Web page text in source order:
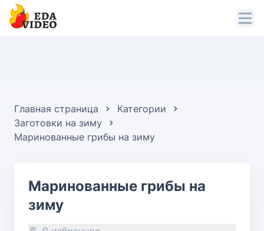
Главная страница
Категории
Заготовки на зиму
Маринованные грибы на зиму
Маринованные грибы на
зиму